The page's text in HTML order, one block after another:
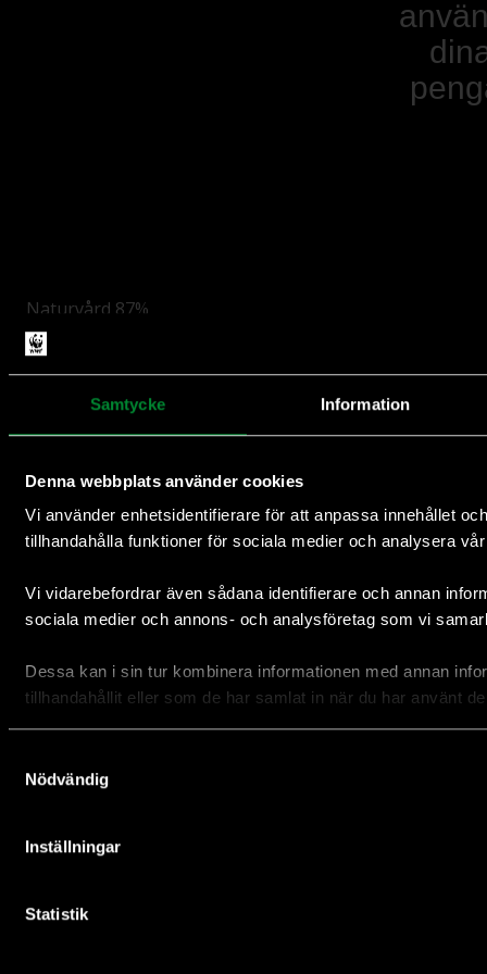
Samtycke Information
Denna webbplats använder cookies
Vi använder enhetsidentifierare för att anpassa innehållet
tillhandahålla funktioner för sociala medier och analysera
Vi vidarebefordrar även sådana identifierare och annan
sociala medier och annons- och analysföretag som vi
Dessa kan i sin tur kombinera informationen med annan
tillhandahållit eller som de har samlat in när du har använt
Nödvändig
Inställningar
Statistik
Naturvård 87%
Insamling och administration 13%
Integritetspolicy
Tillgänglighetsredogörelse
Cookieinställningar
© 2026 Stiftelsen Världsnaturfonden WWF.